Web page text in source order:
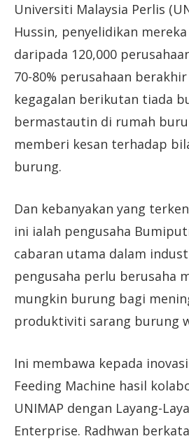
Universiti Malaysia Perlis
Hussin, penyelidikan
daripada 120,000
70-80% perusahaan
kegagalan berikutan tiada
bermastautin di rumah
memberi kesan terhadap
burung.
Dan kebanyakan yang
ini ialah pengusaha
cabaran utama dalam
pengusaha perlu berusaha
mungkin burung bagi
produktiviti sarang burung
Ini membawa kepada
Feeding Machine hasil
UNIMAP dengan Layang-
Enterprise. Radhwan